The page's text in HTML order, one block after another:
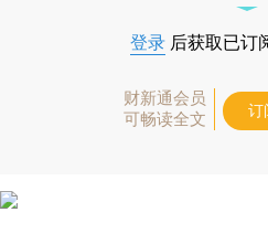
登录 后获取已订
财新通会员
可畅读全文
订